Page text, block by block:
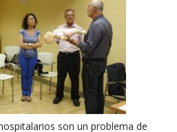
son un problema de